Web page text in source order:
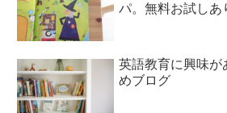
パ。無料お試しあ
英語教育に興味が
めブログ